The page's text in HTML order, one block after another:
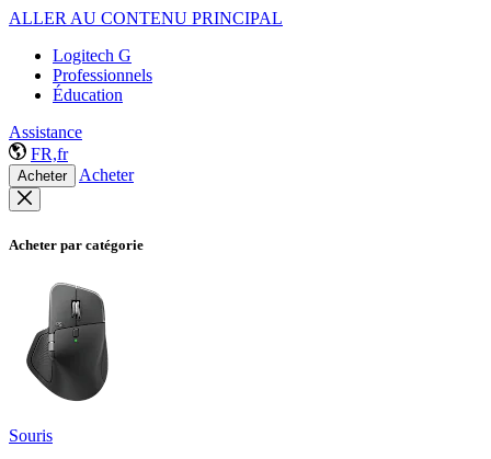
ALLER AU CONTENU PRINCIPAL
Logitech G
Professionnels
Éducation
Assistance
FR,fr
Acheter Acheter
Acheter par catégorie
Souris